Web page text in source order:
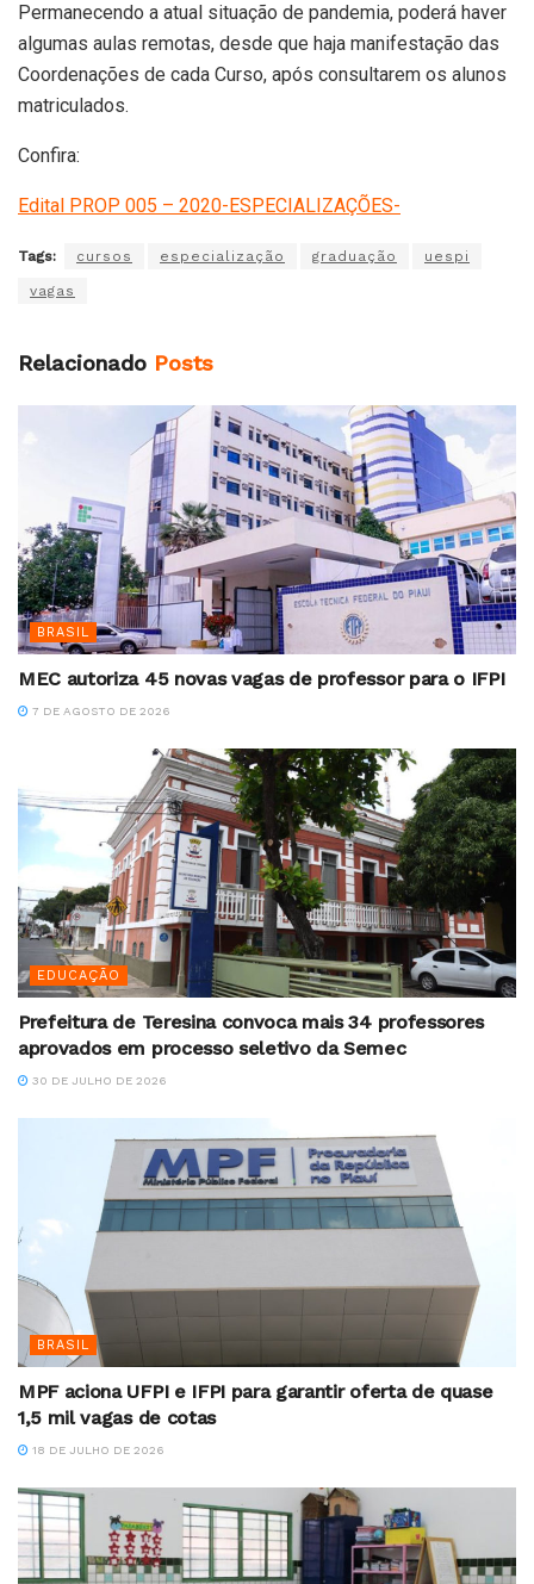
Permanecendo a atual situação de pandemia, poderá haver
algumas aulas remotas, desde que haja manifestação das
Coordenações de cada Curso, após consultarem os alunos
matriculados.
Confira:
Edital PROP 005 – 2020-ESPECIALIZAÇÕES-
Tags: cursos especialização graduação uespi
vagas
Relacionado Posts
BRASIL
MEC autoriza 45 novas vagas de professor para o IFPI
7 DE AGOSTO DE 2026
EDUCAÇÃO
Prefeitura de Teresina convoca mais 34 professores
aprovados em processo seletivo da Semec
30 DE JULHO DE 2026
BRASIL
MPF aciona UFPI e IFPI para garantir oferta de quase
1,5 mil vagas de cotas
18 DE JULHO DE 2026